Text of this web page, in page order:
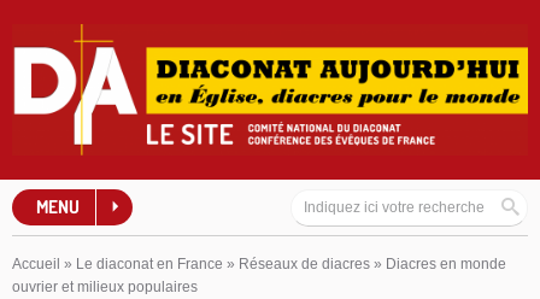
MENU
Accueil » Le diaconat en France » Réseaux de diacres » Diacres en monde
ouvrier et milieux populaires